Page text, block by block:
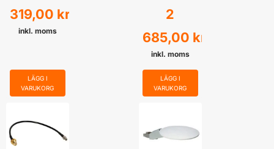
319,00 kr
inkl. moms
LÄGG I
VARUKORG
2
685,00 kr
inkl. moms
LÄGG I
VARUKORG